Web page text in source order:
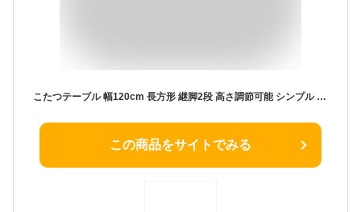
こたつテーブル 幅120cm 長方形 継脚2段 高さ調節可能 シンプル 座卓 節電 省エネ インテリア おしゃれ 北欧 リビング ダイニング コタツ 炬燵 木製 センターテーブル ローテーブル コンパクト(代引不可)【送料無料】
この商品をサイトでみる